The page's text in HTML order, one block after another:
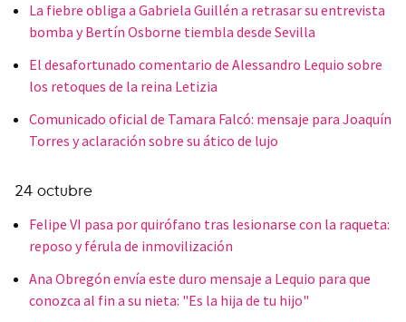
La fiebre obliga a Gabriela Guillén a retrasar su entrevista
bomba y Bertín Osborne tiembla desde Sevilla
El desafortunado comentario de Alessandro Lequio sobre
los retoques de la reina Letizia
Comunicado oficial de Tamara Falcó: mensaje para Joaquín
Torres y aclaración sobre su ático de lujo
24 octubre
Felipe VI pasa por quirófano tras lesionarse con la raqueta:
reposo y férula de inmovilización
Ana Obregón envía este duro mensaje a Lequio para que
conozca al fin a su nieta: "Es la hija de tu hijo"